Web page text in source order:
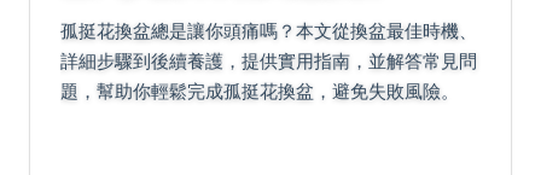
孤挺花換盆總是讓你頭痛嗎？本文從換盆最佳時機、
詳細步驟到後續養護，提供實用指南，並解答常見問
題，幫助你輕鬆完成孤挺花換盆，避免失敗風險。